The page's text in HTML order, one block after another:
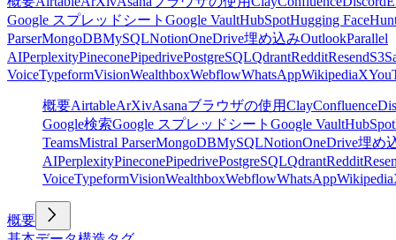
Google スプレッドシート Google VaultHubSpotHugging Face
ParserMongoDBMySQLNotionOneDrive埋め込みOutlookParallel
AIPerplexityPineconePipedrivePostgreSQLQdrantRedditResendS3
VoiceTypeformVisionWealthboxWebflowWhatsAppWikipediaX
概要AirtableArXivAsanaブラウザの使用ClayConfluence
Google検索Google スプレッドシート Google VaultHubSpot
TeamsMistral ParserMongoDBMySQLNotionOneDrive埋め
AIPerplexityPineconePipedrivePostgreSQLQdrantReddit
VoiceTypeformVisionWealthboxWebflowWhatsAppWikipedia
概要